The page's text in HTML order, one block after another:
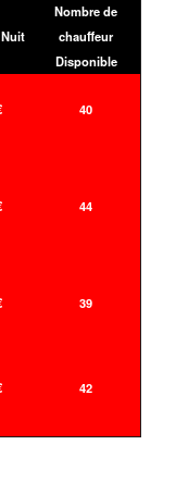
Nombre de
chauffeur
Disponible
40
44
39
42